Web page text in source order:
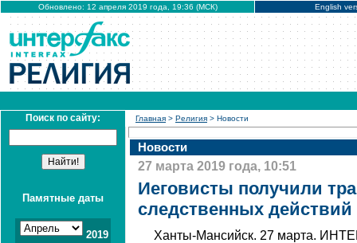
Обновлено: 12 апреля 2019 года, 19:36 (МСК) English
Поиск по сайту:
Памятные даты
2019
Главная > Религия > Новости
Новости
27 марта 2019 года, 10:51
Иеговисты получили
следственных действий
Ханты-Мансийск. 27 марта.